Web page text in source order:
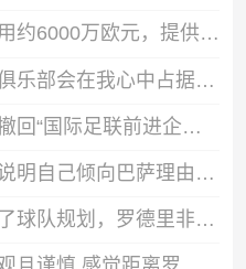
阿斯：巴萨签罗德里费用约6000万欧元，提供4年税前3000万欧合同
迪奥曼德告别莱比锡：俱乐部会在我心中占据特殊位置，感谢所有
南美足联：对因凡蒂诺撤回“国际足联前进企业计划”提案表示欢迎
阿斯：罗德里在对话中说明自己倾向巴萨理由，皇马对此理解＆祝好
记者：弗里克详细介绍了球队规划，罗德里非常认可并选择加盟巴萨